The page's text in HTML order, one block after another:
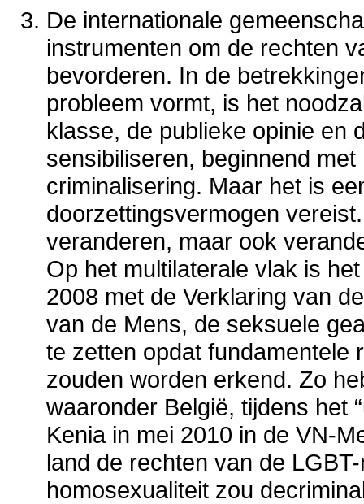
De internationale
instrumenten om de rechten
bevorderen. In de
probleem vormt, is het
klasse, de publieke opinie en
sensibiliseren, beginnend
criminalisering. Maar het is
doorzettingsvermogen
veranderen, maar ook
Op het multilaterale vlak is
2008 met de Verklaring van
van de Mens, de seksuele
te zetten opdat fundamentele
zouden worden erkend. Zo
waaronder België, tijdens het
Kenia in mei 2010 in de VN-
land de rechten van de
homosexualiteit zou